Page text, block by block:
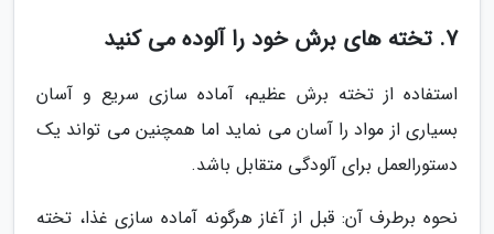
7. تخته های برش خود را آلوده می کنید
استفاده از تخته برش عظیم، آماده سازی سریع و آسان
بسیاری از مواد را آسان می نماید اما همچنین می تواند یک
دستورالعمل برای آلودگی متقابل باشد.
نحوه برطرف آن: قبل از آغاز هرگونه آماده سازی غذا، تخته